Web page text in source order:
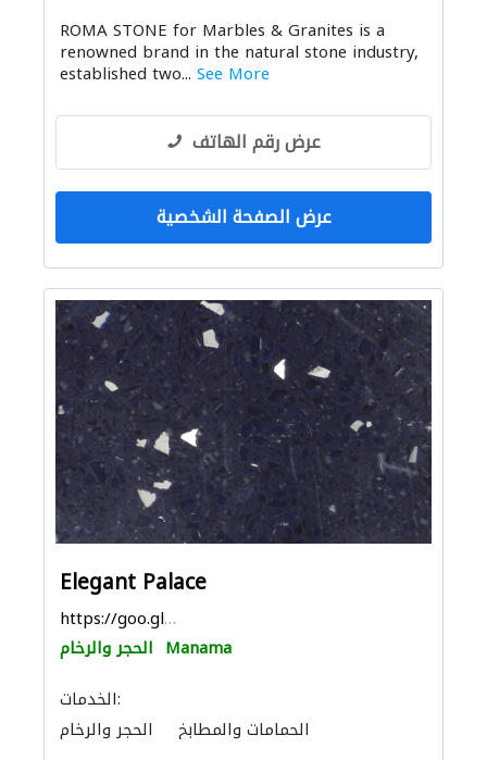
ROMA STONE for Marbles & Granites is a
renowned brand in the natural stone industry,
established two... See More
عرض رقم الهاتف
عرض الصفحة الشخصية
Elegant Palace
https://goo.gl/maps/SD98SVhApkpSv3qk6
الحجر والرخام Manama
الخدمات:
الحجر والرخام
الحمامات والمطابخ